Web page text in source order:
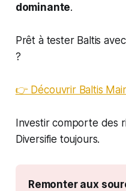
dominante.
Prêt à tester Baltis
?
👉 Découvrir Baltis
Investir comporte des
Diversifie toujours.
Remonter aux